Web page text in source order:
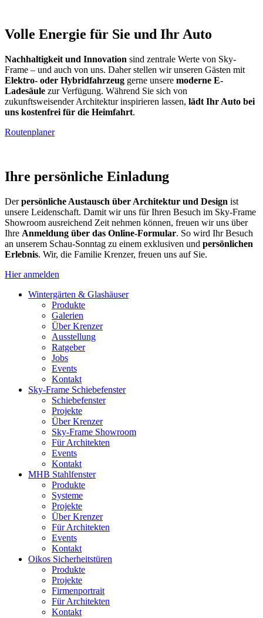
Volle Energie für Sie und Ihr Auto
Nachhaltigkeit und Innovation sind zentrale Werte von Sky-
Frame – und auch von uns. Daher stellen wir unseren Gästen mit
Elektro- oder Hybridfahrzeug gerne unsere moderne E-
Ladesäule zur Verfügung. Während Sie sich von
zukunftsweisender Architektur inspirieren lassen, lädt Ihr Auto bei
uns kostenfrei für die Heimfahrt.
Routenplaner
Ihre persönliche Einladung
Derpersönliche Austausch über Architektur und Design ist
unsere Leidenschaft. Damit wir uns für Ihren Besuch im Sky-Frame
Showroom ausreichend Zeit nehmen können, freuen wir uns über
Ihre Anmeldung über das Online-Formular. So wird Ihr Besuch
an unserem Schau-Sonntag zu einem exklusiven und persönlichen
Erlebnis. Wir, die Familie Krenzer, freuen uns auf Sie.
Hier anmelden
Wintergärten & Glashäuser
Produkte
Galerien
Über Krenzer
Ausstellung
Ratgeber
Jobs
Events
Kontakt
Sky-Frame Schiebefenster
Schiebefenster
Projekte
Über Krenzer
Sky-Frame Showroom
Für Architekten
Events
Kontakt
MHB Stahlfenster
Produkte
Systeme
Projekte
Über Krenzer
Für Architekten
Events
Kontakt
Oikos Sicherheitstüren
Produkte
Projekte
Firmenportrait
Für Architekten
Kontakt